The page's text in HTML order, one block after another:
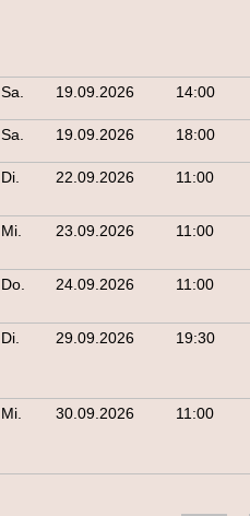
Sa. 19.09.2026 14:00
Sa. 19.09.2026 18:00
Di. 22.09.2026 11:00
Mi. 23.09.2026 11:00
Do. 24.09.2026 11:00
Di. 29.09.2026 19:30
Mi. 30.09.2026 11:00